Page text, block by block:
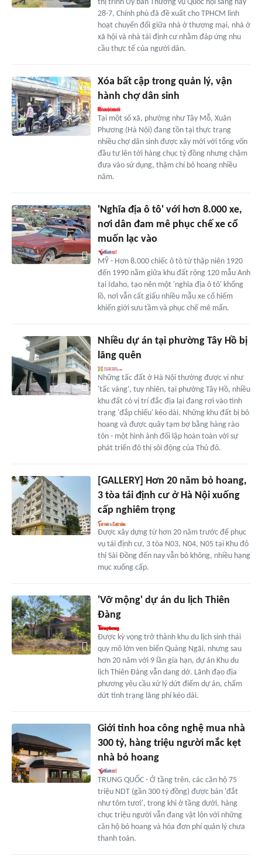
thị trình Ủy ban Thường vụ Quốc hội sáng nay
28-7, Chính phủ đã đề xuất cho TPHCM linh
hoạt chuyển đổi giữa nhà ở thương mại, nhà ở
xã hội và nhà tái định cư nhằm đáp ứng nhu
cầu thực tế của người dân.
Xóa bất cập trong quản lý, vận
hành chợ dân sinh
Tại một số xã, phường như Tây Mỗ, Xuân
Phương (Hà Nội) đang tồn tại thực trạng
nhiều chợ dân sinh được xây mới với tổng vốn
đầu tư lên tới hàng chục tỷ đồng nhưng chậm
đưa vào sử dụng, thậm chí bỏ hoang nhiều
năm.
'Nghĩa địa ô tô' với hơn 8.000 xe,
nơi dân đam mê phục chế xe cổ
muốn lạc vào
MỸ - Hơn 8.000 chiếc ô tô từ thập niên 1920
đến 1990 nằm giữa khu đất rộng 120 mẫu Anh
tại Idaho, tạo nên một 'nghĩa địa ô tô' khổng
lồ, nơi vẫn cất giấu nhiều mẫu xe cổ hiếm
khiến giới sưu tầm và phục chế mê mẩn.
Nhiều dự án tại phường Tây Hồ bị
lãng quên
Những tấc đất ở Hà Nội thường được ví như
'tấc vàng', tuy nhiên, tại phường Tây Hồ, nhiều
khu đất có vị trí đắc địa lại đang rơi vào tình
trạng 'đắp chiếu' kéo dài. Những khu đất bị bỏ
hoang và được quây tạm bợ bằng hàng rào
tôn - một hình ảnh đối lập hoàn toàn với sự
phát triển đô thị sôi động của Thủ đô.
[GALLERY] Hơn 20 năm bỏ hoang,
3 tòa tái định cư ở Hà Nội xuống
cấp nghiêm trọng
Được xây dựng từ hơn 20 năm trước để phục
vụ tái định cư, 3 tòa N03, N04, N05 tại Khu đô
thị Sài Đồng đến nay vẫn bỏ không, nhiều hạng
mục xuống cấp.
'Vỡ mộng' dự án du lịch Thiên
Đàng
Được kỳ vọng trở thành khu du lịch sinh thái
quy mô lớn ven biển Quảng Ngãi, nhưng sau
hơn 20 năm với 9 lần gia hạn, dự án Khu du
lịch Thiên Đàng vẫn dang dở. Lãnh đạo địa
phương yêu cầu xử lý dứt điểm dự án, chấm
dứt tình trạng lãng phí kéo dài.
Giới tinh hoa công nghệ mua nhà
300 tỷ, hàng triệu người mắc kẹt
nhà bỏ hoang
TRUNG QUỐC - Ở tầng trên, các căn hộ 75
triệu NDT (gần 300 tỷ đồng) được bán 'đắt
như tôm tươi', trong khi ở tầng dưới, hàng
chục triệu người vẫn đang vật lộn với những
căn hộ bỏ hoang và hóa đơn phí quản lý chưa
thanh toán.